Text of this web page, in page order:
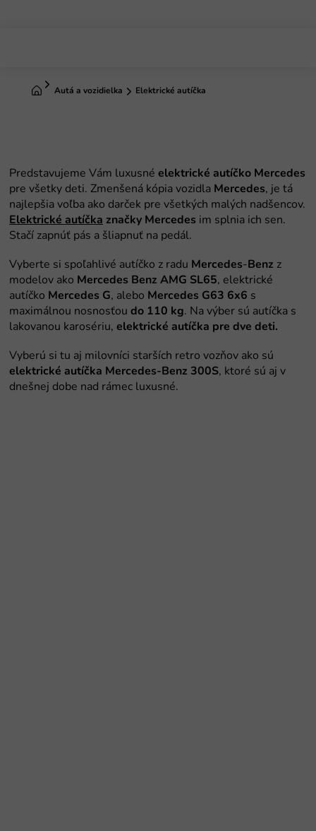
DomovAutá a vozidielka Elektrické autíčka
Predstavujeme Vám luxusné elektrické autíčko Mercedes
pre všetky deti. Zmenšená kópia vozidla Mercedes, je tá
najlepšia voľba ako darček pre všetkých malých nadšencov.
Elektrické autíčka značky Mercedes im splnia ich sen.
Stačí zapnúť pás a šliapnuť na pedál.
Vyberte si spoľahlivé autíčko z radu Mercedes-Benz z
modelov ako Mercedes Benz AMG SL65, elektrické
autíčko Mercedes G, alebo Mercedes G63 6x6 s
maximálnou nosnosťou do 110 kg. Na výber sú autíčka s
lakovanou karosériu, elektrické autíčka pre dve deti.
Vyberú si tu aj milovníci starších retro vozňov ako sú
elektrické autíčka Mercedes-Benz 300S, ktoré sú aj v
dnešnej dobe nad rámec luxusné.